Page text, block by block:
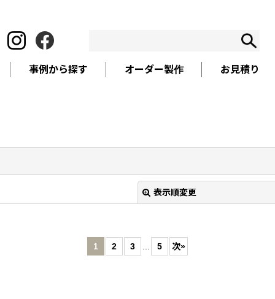
事例から探す オーダー製作 お見積り
表示順変更
1 2 3 5 次»